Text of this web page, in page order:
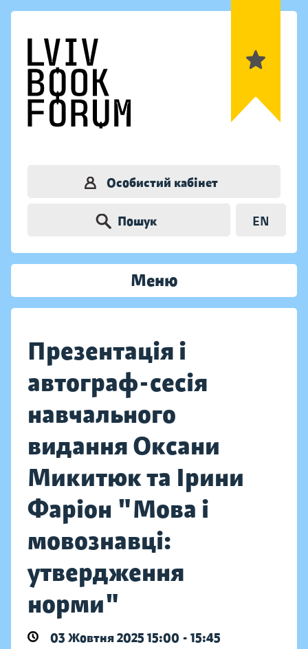
Особистий кабінет
Пошук EN
Меню
Презентація і
автограф-сесія
навчального
видання Оксани
Микитюк та Ірини
Фаріон "Мова і
мовознавці:
утвердження
норми"
03 Жовтня 2025 15:00 - 15:45